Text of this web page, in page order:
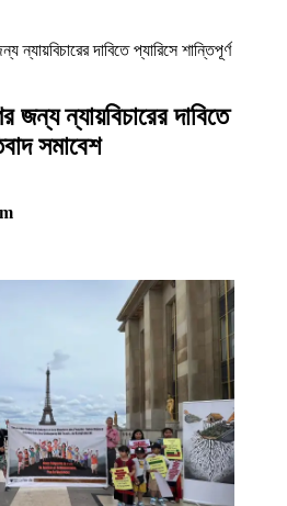
ন্যায়বিচারের দাবিতে প্যারিসে শান্তিপূর্ণ
জন্য ন্যায়বিচারের দাবিতে
সমাবেশ